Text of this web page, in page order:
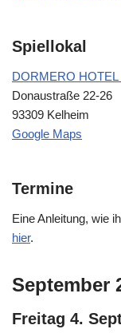
Spiellokal
DORMERO HOTEL
Donaustraße 22-26
93309 Kelheim
Google Maps
Termine
Eine Anleitung, wie
hier.
September
Freitag 4.